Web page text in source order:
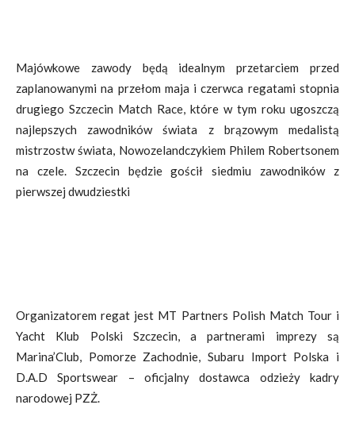
Majówkowe zawody będą idealnym przetarciem przed
zaplanowanymi na przełom maja i czerwca regatami stopnia
drugiego Szczecin Match Race, które w tym roku ugoszczą
najlepszych zawodników świata z brązowym medalistą
mistrzostw świata, Nowozelandczykiem Philem Robertsonem
na czele. Szczecin będzie gościł siedmiu zawodników z
pierwszej dwudziestki
Organizatorem regat jest MT Partners Polish Match Tour i
Yacht Klub Polski Szczecin, a partnerami imprezy są
Marina’Club, Pomorze Zachodnie, Subaru Import Polska i
D.A.D Sportswear – oficjalny dostawca odzieży kadry
narodowej PZŻ.